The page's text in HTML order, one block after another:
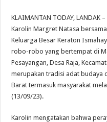
KLAIMANTAN TODAY,
Karolin Margret Natasa
Keluarga Besar Keraton
robo-robo yang bertempat di
Pesayangan, Desa Raja,
merupakan tradisi adat budaya
Barat termasuk masyarakat
(13/09/23).
Karolin mengatakan bahwa